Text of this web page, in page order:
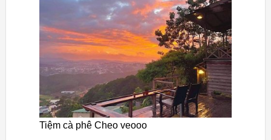
Tiệm cà phê Cheo veooo